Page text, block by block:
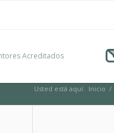
Acreditados
Usted está aquí: Inicio /